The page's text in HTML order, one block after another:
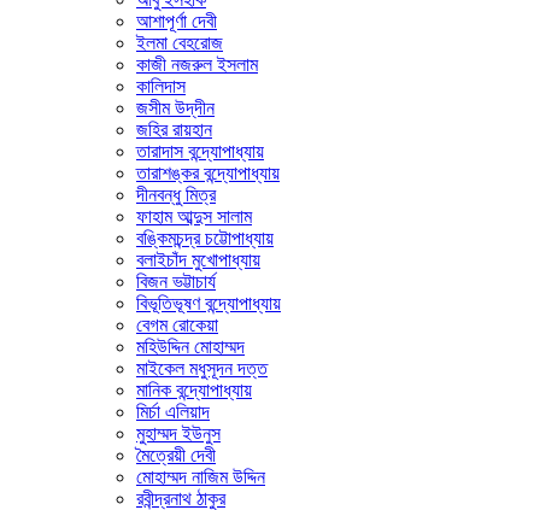
আশাপূর্ণা দেবী
ইলমা বেহরোজ
কাজী নজরুল ইসলাম
কালিদাস
জসীম উদ্‌দীন
জহির রায়হান
তারাদাস বন্দ্যোপাধ্যায়
তারাশঙ্কর বন্দ্যোপাধ্যায়
দীনবন্ধু মিত্র
ফাহাম আব্দুস সালাম
বঙ্কিমচন্দ্র চট্টোপাধ্যায়
বলাইচাঁদ মুখোপাধ্যায়
বিজন ভট্টাচার্য
বিভূতিভূষণ বন্দ্যোপাধ্যায়
বেগম রোকেয়া
মহিউদ্দিন মোহাম্মদ
মাইকেল মধুসূদন দত্ত
মানিক বন্দ্যোপাধ্যায়
মির্চা এলিয়াদ
মুহাম্মদ ইউনুস
মৈত্রেয়ী দেবী
মোহাম্মদ নাজিম উদ্দিন
রবীন্দ্রনাথ ঠাকুর